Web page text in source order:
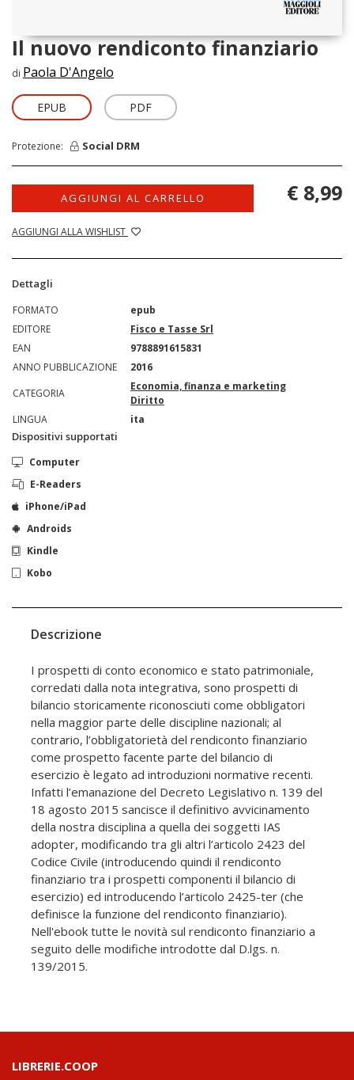
Il nuovo rendiconto finanziario
di Paola D'Angelo
EPUB PDF
Protezione: Social DRM
AGGIUNGI AL CARRELLO
AGGIUNGI ALLA WISHLIST
€ 8,99
Dettagli
FORMATO
epub
EDITORE
Fisco e Tasse Srl
EAN
9788891615831
ANNO PUBBLICAZIONE
2016
CATEGORIA
Economia, finanza e marketing
Diritto
LINGUA
ita
Dispositivi supportati
Computer
E-Readers
iPhone/iPad
Androids
Kindle
Kobo
Descrizione
I prospetti di conto economico e stato patrimoniale,
corredati dalla nota integrativa, sono prospetti di
bilancio storicamente riconosciuti come obbligatori
nella maggior parte delle discipline nazionali; al
contrario, l’obbligatorietà del rendiconto finanziario
come prospetto facente parte del bilancio di
esercizio è legato ad introduzioni normative recenti.
Infatti l’emanazione del Decreto Legislativo n. 139 del
18 agosto 2015 sancisce il definitivo avvicinamento
della nostra disciplina a quella dei soggetti IAS
adopter, modificando tra gli altri l’articolo 2423 del
Codice Civile (introducendo quindi il rendiconto
finanziario tra i prospetti componenti il bilancio di
esercizio) ed introducendo l’articolo 2425-ter (che
definisce la funzione del rendiconto finanziario).
Nell'ebook tutte le novità sul rendiconto finanziario a
seguito delle modifiche introdotte dal D.lgs. n.
139/2015.
LIBRERIE.COOP